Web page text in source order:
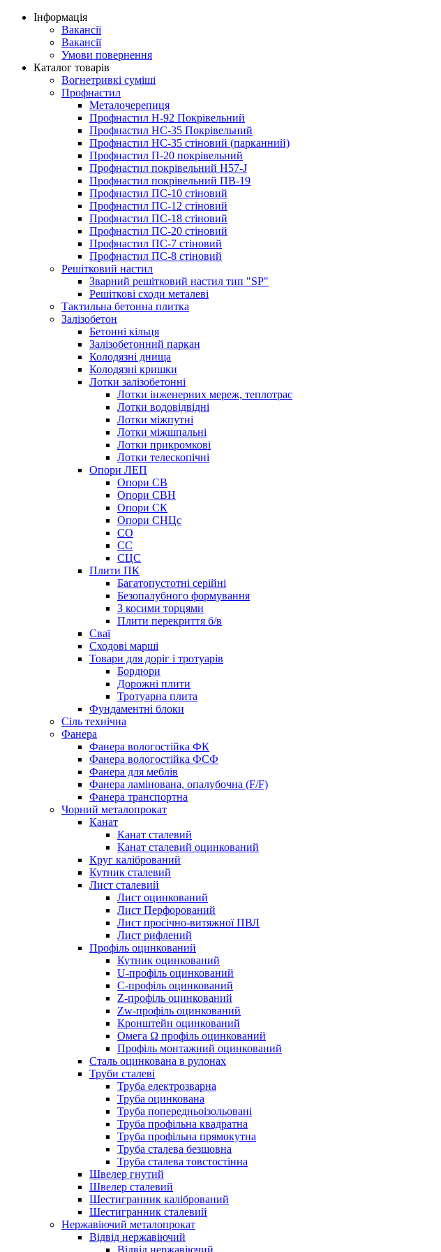
Інформація
Вакансії
Вакансії
Умови повернення
Каталог товарів
Вогнетривкі суміші
Профнастил
Металочерепиця
Профнастил Н-92 Покрівельний
Профнастил НС-35 Покрівельний
Профнастил НС-35 стіновий (парканний)
Профнастил П-20 покрівельний
Профнастил покрівельний H57-J
Профнастил покрівельний ПВ-19
Профнастил ПС-10 стіновий
Профнастил ПС-12 стіновий
Профнастил ПС-18 стіновий
Профнастил ПС-20 стіновий
Профнастил ПС-7 стіновий
Профнастил ПС-8 стіновий
Решітковий настил
Зварний решітковий настил тип "SP"
Решіткові сходи металеві
Тактильна бетонна плитка
Залізобетон
Бетонні кільця
Залізобетонний паркан
Колодязні днища
Колодязні кришки
Лотки залізобетонні
Лотки інженерних мереж, теплотрас
Лотки водовідвідні
Лотки міжпутні
Лотки міжшпальні
Лотки прикромкові
Лотки телескопічні
Опори ЛЕП
Опори СВ
Опори СВН
Опори СК
Опори СНЦс
СО
СС
СЦС
Плити ПК
Багатопустотні серійні
Безопалубного формування
З косими торцями
Плити перекриття б/в
Сваї
Сходові марші
Товари для доріг і тротуарів
Бордюри
Дорожні плити
Тротуарна плита
Фундаментні блоки
Сіль технічна
Фанера
Фанера вологостійка ФК
Фанера вологостійка ФСФ
Фанера для меблів
Фанера ламінована, опалубочна (F/F)
Фанера транспортна
Чорний металопрокат
Канат
Канат сталевий
Канат сталевий оцинкований
Круг калібрований
Кутник сталевий
Лист сталевий
Лист оцинкований
Лист Перфорований
Лист просічно-витяжної ПВЛ
Лист рифлений
Профіль оцинкований
Кутник оцинкований
U-профіль оцинкований
С-профіль оцинкований
Z-профіль оцинкований
Zw-профіль оцинкований
Кронштейн оцинкований
Омега Ω профіль оцинкований
Профіль монтажний оцинкований
Сталь оцинкована в рулонах
Труби сталеві
Труба електрозварна
Труба оцинкована
Труба попередньоізольовані
Труба профільна квадратна
Труба профільна прямокутна
Труба сталева безшовна
Труба сталева товстостінна
Швелер гнутий
Швелер сталевий
Шестигранник калібрований
Шестигранник сталевий
Нержавіючий металопрокат
Відвід нержавіючий
Відвід нержавіючий